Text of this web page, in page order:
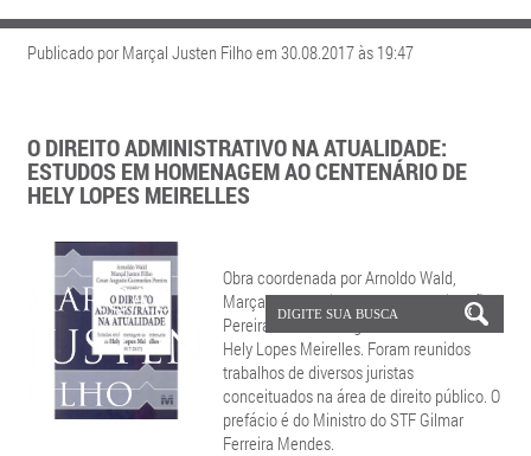
Publicado por Marçal Justen Filho em 30.08.2017 às 19:47
O DIREITO ADMINISTRATIVO NA ATUALIDADE:
ESTUDOS EM HOMENAGEM AO CENTENÁRIO DE
HELY LOPES MEIRELLES
Obra coordenada por Arnoldo Wald,
Marçal Justen Filho e Cesar A. Guimarães
Pereira em homenagem ao centenário de
Hely Lopes Meirelles. Foram reunidos
trabalhos de diversos juristas
conceituados na área de direito público. O
prefácio é do Ministro do STF Gilmar
Ferreira Mendes.